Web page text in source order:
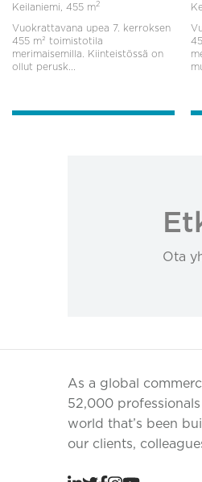
Keilaniemi, 455 m2
Vuokrattavana upea 7. kerroksen
455 m² toimistotila
merimaisemilla. Kiinteistössä on
ollut perusk...
Ota
As a global
52,000
world that’s been
our clients,